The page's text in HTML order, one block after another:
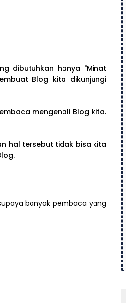
dibutuhkan hanya "Minat
Blog kita dikunjungi
mengenali Blog kita.
hal tersebut tidak bisa kita
banyak pembaca yang